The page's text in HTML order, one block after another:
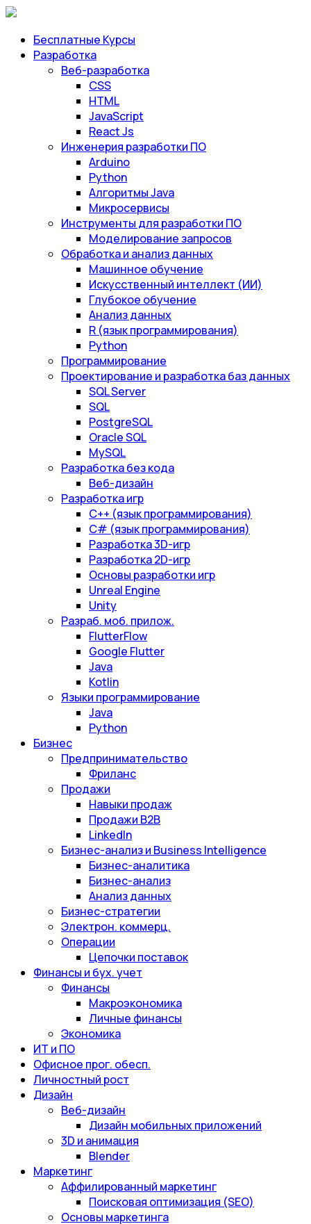
Бесплатные Курсы
Разработка
Веб-разработка
CSS
HTML
JavaScript
React Js
Инженерия разработки ПО
Arduino
Python
Алгоритмы Java
Микросервисы
Инструменты для разработки ПО
Моделирование запросов
Обработка и анализ данных
Машинное обучение
Искусственный интеллект (ИИ)
Глубокое обучение
Анализ данных
R (язык программирования)
Python
Программирование
Проектирование и разработка баз данных
SQL Server
SQL
PostgreSQL
Oracle SQL
MySQL
Разработка без кода
Веб-дизайн
Разработка игр
С++ (язык программирования)
С# (язык программирования)
Разработка 3D-игр
Разработка 2D-игр
Основы разработки игр
Unreal Engine
Unity
Разраб. моб. прилож.
FlutterFlow
Google Flutter
Java
Kotlin
Языки программирование
Java
Python
Бизнес
Предпринимательство
Фриланс
Продажи
Навыки продаж
Продажи B2B
LinkedIn
Бизнес-анализ и Business Intelligence
Бизнес-аналитика
Бизнес-анализ
Анализ данных
Бизнес-стратегии
Электрон. коммерц.
Операции
Цепочки поставок
Финансы и бух. учет
Финансы
Макроэкономика
Личные финансы
Экономика
ИТ и ПО
Офисное прог. обесп.
Личностный рост
Дизайн
Веб-дизайн
Дизайн мобильных приложений
3D и анимация
Blender
Маркетинг
Аффилированный маркетинг
Поисковая оптимизация (SEO)
Основы маркетинга